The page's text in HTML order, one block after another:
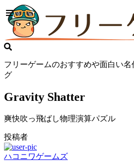
フリーゲームのおすすめや面白い
グ
Gravity Shatter
爽快吹っ飛ばし物理演算パズル
投稿者
ハコニワゲームズ